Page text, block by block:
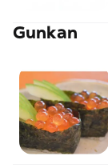
Gunkan